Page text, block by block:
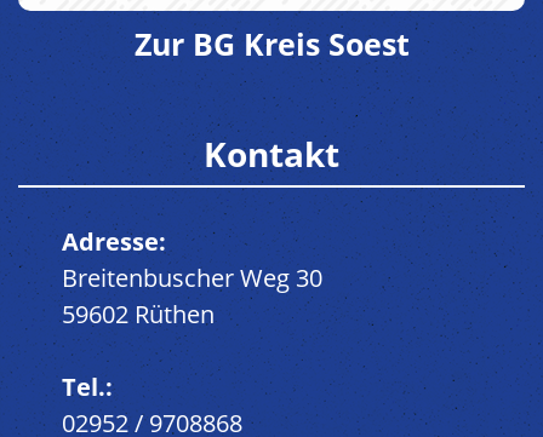
Zur BG Kreis Soest
Kontakt
Adresse:
Breitenbuscher Weg 30
59602 Rüthen
Tel.:
02952 / 9708868